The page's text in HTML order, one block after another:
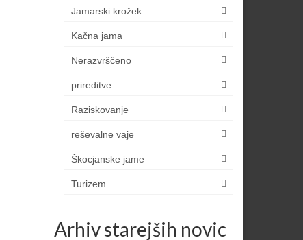
Jamarski krožek
Kačna jama
Nerazvrščeno
prireditve
Raziskovanje
reševalne vaje
Škocjanske jame
Turizem
Arhiv starejših novic